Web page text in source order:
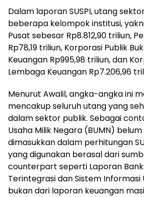
Dalam laporan SUSPI, utang
beberapa kelompok institusi,
Pusat sebesar Rp8.812,90 triliun,
Rp78,19 triliun, Korporasi Publik
Keuangan Rp995,98 triliun, dan
Lembaga Keuangan Rp7.206,96
Menurut Awalil, angka-angka ini
mencakup seluruh utang yang
dalam sektor publik. Sebagai
Usaha Milik Negara (BUMN)
dimasukkan dalam perhitungan
yang digunakan berasal dari
counterpart seperti Laporan
Terintegrasi dan Sistem Informasi
bukan dari laporan keuangan